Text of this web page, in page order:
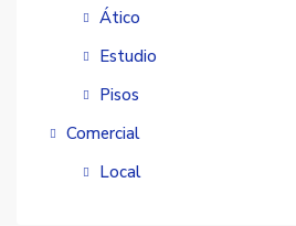
Ático
Estudio
Pisos
Comercial
Local